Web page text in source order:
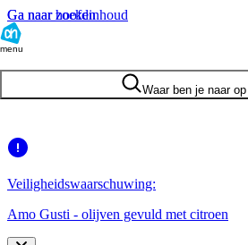
Ga naar hoofdinhoud
Ga naar zoeken
menu
Waar ben je naar
Veiligheidswaarschuwing:
Amo Gusti - olijven gevuld met citroen